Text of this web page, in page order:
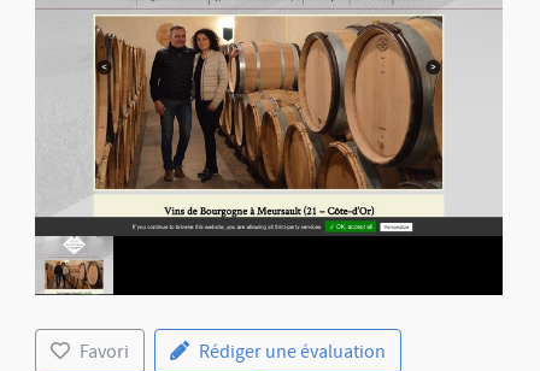
Favori
Rédiger une évaluation